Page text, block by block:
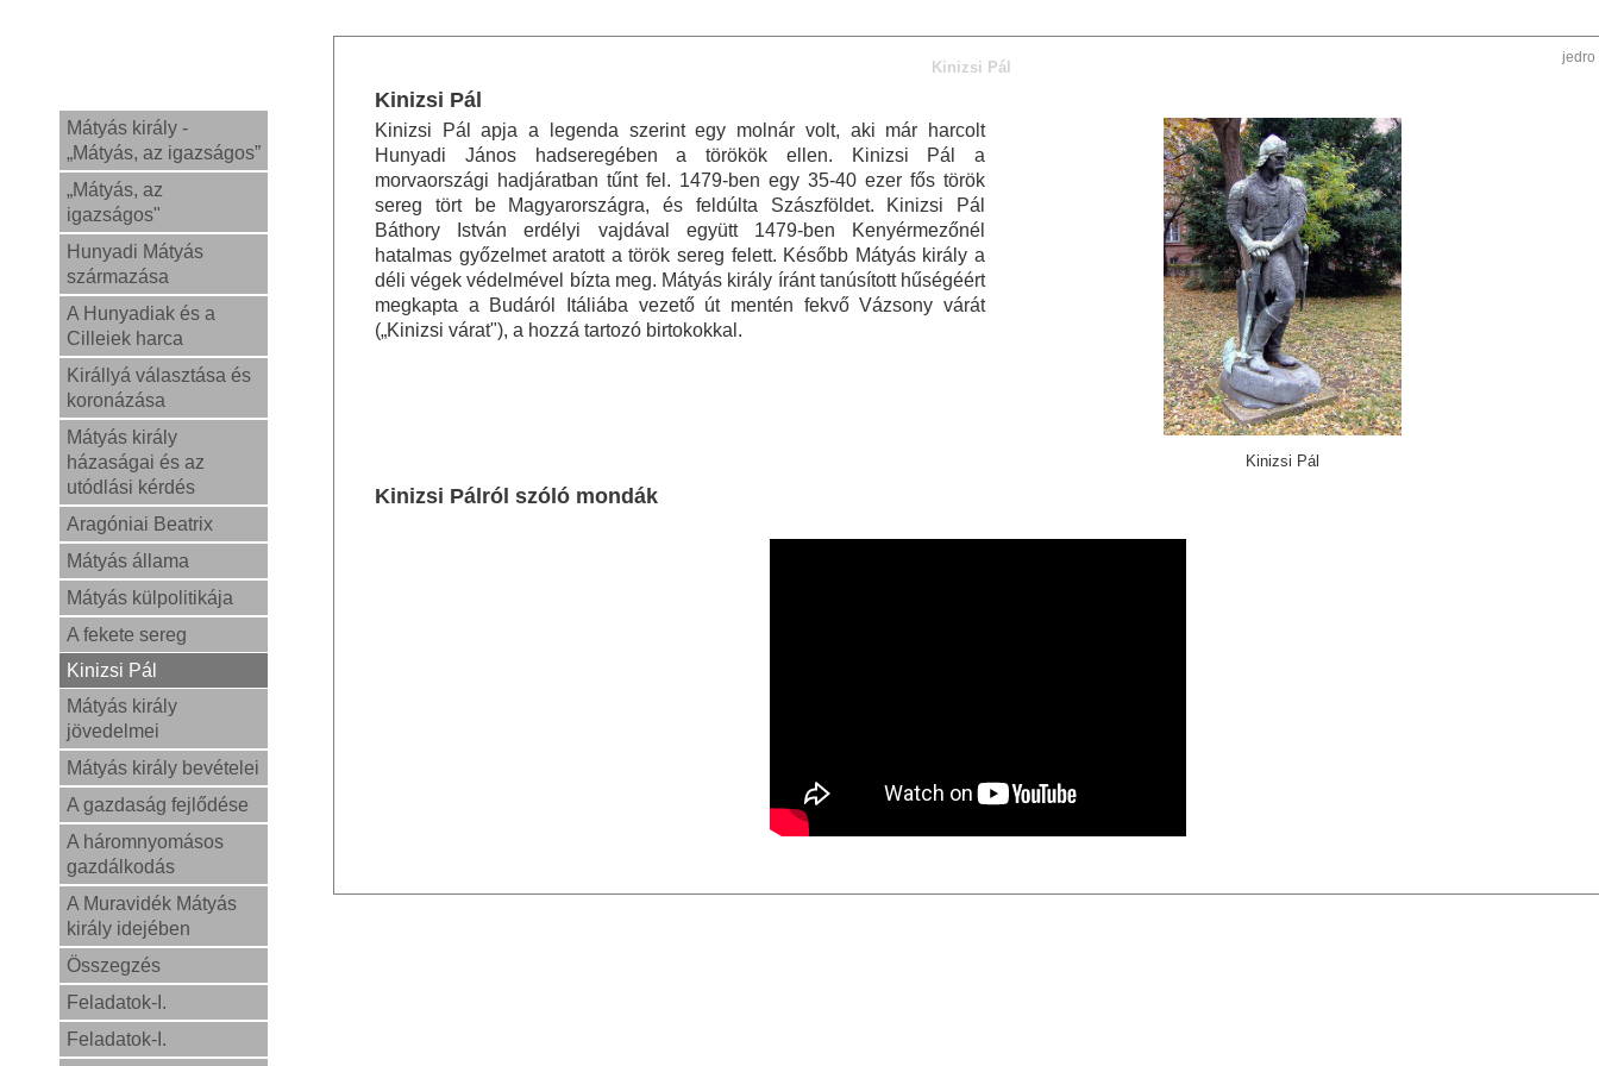
Mátyás király -
„Mátyás, az igazságos”
„Mátyás, az
igazságos"
Hunyadi Mátyás
származása
A Hunyadiak és a
Cilleiek harca
Királlyá választása és
koronázása
Mátyás király
házaságai és az
utódlási kérdés
Aragóniai Beatrix
Mátyás állama
Mátyás külpolitikája
A fekete sereg
Kinizsi Pál
Mátyás király
jövedelmei
Mátyás király bevételei
A gazdaság fejlődése
A háromnyomásos
gazdálkodás
A Muravidék Mátyás
király idejében
Összegzés
Feladatok-I.
Feladatok-I.
jedro
Kinizsi Pál
Kinizsi Pál
Kinizsi Pál
Kinizsi Pál apja a legenda szerint egy molnár volt, aki már harcolt
Hunyadi János hadseregében a törökök ellen. Kinizsi Pál a
morvaországi hadjáratban tűnt fel. 1479-ben egy 35-40 ezer fős török
sereg tört be Magyarországra, és feldúlta Szászföldet. Kinizsi Pál
Báthory István erdélyi vajdával együtt 1479-ben Kenyérmezőnél
hatalmas győzelmet aratott a török sereg felett. Később Mátyás király a
déli végek védelmével bízta meg. Mátyás király íránt tanúsított hűségéért
megkapta a Budáról Itáliába vezető út mentén fekvő Vázsony várát
(„Kinizsi várat"), a hozzá tartozó birtokokkal.
Kinizsi Pálról szóló mondák